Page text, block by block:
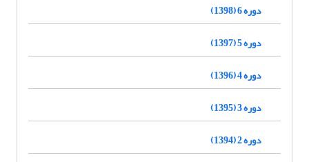
دوره 6 (1398)
دوره 5 (1397)
دوره 4 (1396)
دوره 3 (1395)
دوره 2 (1394)